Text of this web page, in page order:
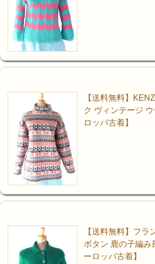
【送料無料】
ク ヴィンテージ
ロッパ古着】
【送料無料】フ
ボタン 鹿の子編み
ーロッパ古着】